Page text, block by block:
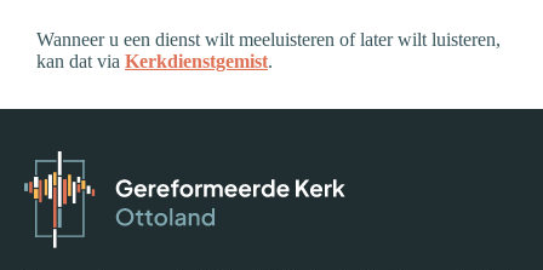
Wanneer u een dienst wilt meeluisteren of later wilt luisteren,
kan dat via Kerkdienstgemist.